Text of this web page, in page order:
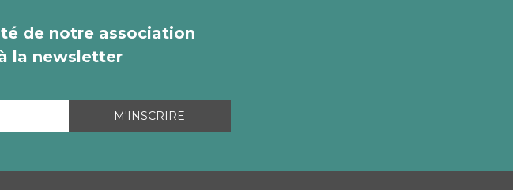
de notre association
la newsletter